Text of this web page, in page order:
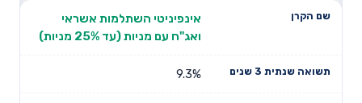
אינפיניטי השתלמות אשראי
ואג"ח עם מניות (עד 25% מניות)
9.3%